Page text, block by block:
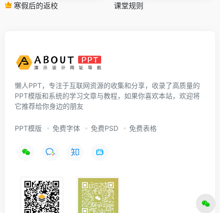
寒假后的返校 课堂规则
懒人PPT，专注于互联网资源的收集和分享，收录了高质量的
PPT模版和系统的学习文章与教程，如果你喜欢本站，欢迎将
它推荐给你身边的朋友
PPT模版 免费字体 免费PSD 免费表格